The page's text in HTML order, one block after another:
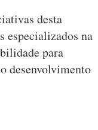
desta
especializados na
para
desenvolvimento